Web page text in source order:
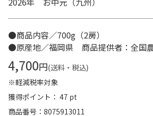
●商品内容／700g（2房）
●原産地／福岡県 商品提供者：全国農
4,700円(送料・税込)
※軽減税率対象
獲得ポイント： 47 pt
商品番号
8075913011